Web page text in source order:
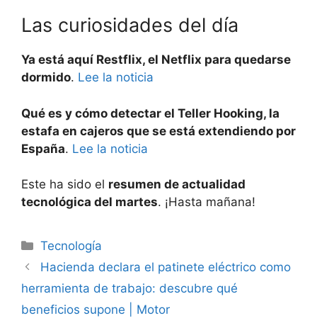
Las curiosidades del día
Ya está aquí Restflix, el Netflix para quedarse
dormido. Lee la noticia
Qué es y cómo detectar el Teller Hooking, la
estafa en cajeros que se está extendiendo por
España. Lee la noticia
Este ha sido el resumen de actualidad
tecnológica del martes. ¡Hasta mañana!
Categorías
Tecnología
Hacienda declara el patinete eléctrico como
herramienta de trabajo: descubre qué
beneficios supone | Motor